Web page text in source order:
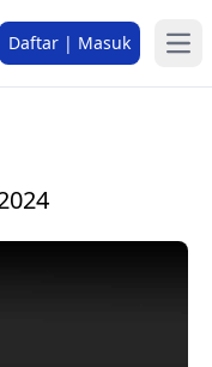
Daftar | Masuk